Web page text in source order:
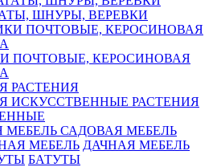
ШНУРЫ, ВЕРЕВКИ
ПОЧТОВЫЕ, КЕРОСИНОВАЯ
РАСТЕНИЯ
РАСТЕНИЯ
САДОВАЯ МЕБЕЛЬ
ДАЧНАЯ МЕБЕЛЬ
БАТУТЫ